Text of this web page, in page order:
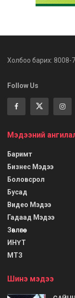
Холбоо барих: 8008-
Follow Us
Мэдээний
Баримт
Бизнес Мэдээ
Боловсрол
Бусад
Видео Мэдээ
Гадаад Мэдээ
Зөвлөгөө
ИНҮТ
МТЗ
Шинэ мэдээ